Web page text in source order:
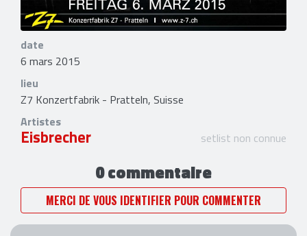
date
6 mars 2015
lieu
Z7 Konzertfabrik - Pratteln, Suisse
Artistes
Eisbrecher setlist non connue
0 commentaire
MERCI DE VOUS IDENTIFIER POUR COMMENTER